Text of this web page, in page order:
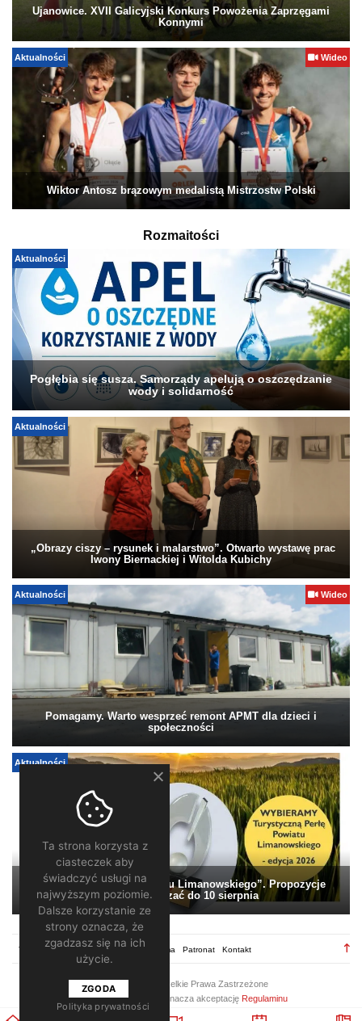
Ujanowice. XVII Galicyjski Konkurs Powożenia Zaprzęgami
Konnymi
Aktualności Wideo
Wiktor Antosz brązowym medalistą Mistrzostw Polski
Rozmaitości
Aktualności
Pogłębia się susza. Samorządy apelują o oszczędzanie
wody i solidarność
Aktualności
„Obrazy ciszy – rysunek i malarstwo”. Otwarto wystawę prac
Iwony Biernackiej i Witolda Kubichy
Aktualności Wideo
Pomagamy. Warto wesprzeć remont APMT dla dzieci i
społeczności
Aktualności
„Turystyczna Perła Powiatu Limanowskiego”. Propozycje
można zgłaszać do 10 sierpnia
Regulamin Redakcja Reklama Patronat Kontakt
2026 ©
/ Wszelkie Prawa Zastrzeżone
Korzystanie z portalu oznacza akceptację Regulaminu
Ta strona korzysta z
ciasteczek aby
świadczyć usługi na
najwyższym poziomie.
Dalsze korzystanie ze
strony oznacza, że
zgadzasz się na ich
użycie.
ZGODA
Polityka prywatności